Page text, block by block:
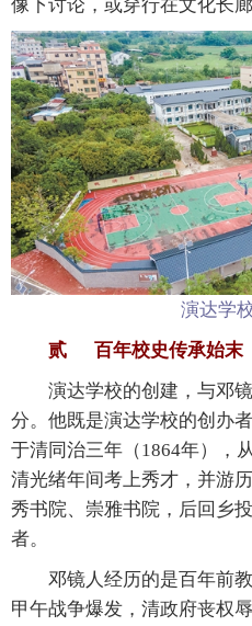
像下讨论，或穿行在文化长廊
演达学
贰 百年校史传承始末
演达学校的创建，与邓镜
分。他既是演达学校的创办
于清同治三年（1864年），
清光绪年间考上秀才，并游
秀书院、崇雅书院，后回乡
者。
邓镜人经历的是百年前教
甲午战争爆发，清政府丧权